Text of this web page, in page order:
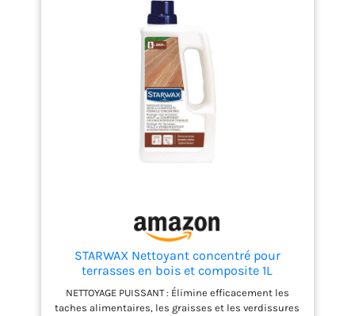
STARWAX Nettoyant concentré pour
terrasses en bois et composite 1L
NETTOYAGE PUISSANT : Élimine efficacement les
taches alimentaires, les graisses et les verdissures